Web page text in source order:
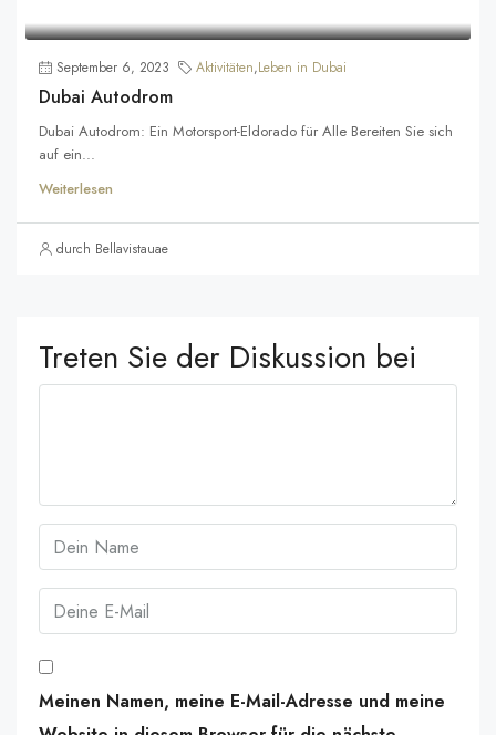
September 6, 2023 Aktivitäten,Leben in Dubai
Dubai Autodrom
Dubai Autodrom: Ein Motorsport-Eldorado für Alle Bereiten Sie sich
auf ein...
Weiterlesen
durch Bellavistauae
Treten Sie der Diskussion bei
Meinen Namen, meine E-Mail-Adresse und meine